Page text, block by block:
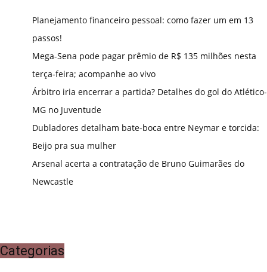
Planejamento financeiro pessoal: como fazer um em 13
passos!
Mega-Sena pode pagar prêmio de R$ 135 milhões nesta
terça-feira; acompanhe ao vivo
Árbitro iria encerrar a partida? Detalhes do gol do Atlético-
MG no Juventude
Dubladores detalham bate-boca entre Neymar e torcida:
Beijo pra sua mulher
Arsenal acerta a contratação de Bruno Guimarães do
Newcastle
Categorias